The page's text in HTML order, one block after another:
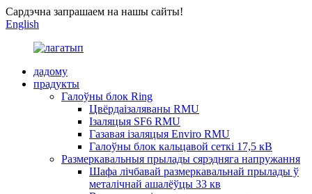
Сардэчна запрашаем на нашы сайты!
English
дадому
прадукты
Галоўны блок Ring
Цвёрдаізаляваны RMU
Ізаляцыя SF6 RMU
Газавая ізаляцыя Enviro RMU
Галоўны блок кальцавой сеткі 17,5 кВ
Размеркавальныя прылады сярэдняга напружання
Шафа лічбавай размеркавальнай прылады ў
металічнай ашалёўцы 33 кв